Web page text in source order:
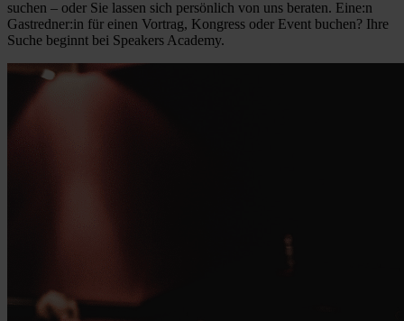
suchen – oder Sie lassen sich persönlich von uns beraten. Eine:n
Gastredner:in für einen Vortrag, Kongress oder Event buchen? Ihre
Suche beginnt bei Speakers Academy.